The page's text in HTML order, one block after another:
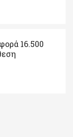
16.500